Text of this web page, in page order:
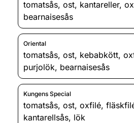
tomatsås, ost, kantareller,
bearnaisesås
Oriental
tomatsås, ost, kebabkött,
purjolök, bearnaisesås
Kungens Special
tomatsås, ost, oxfilé,
kantarellsås, lök